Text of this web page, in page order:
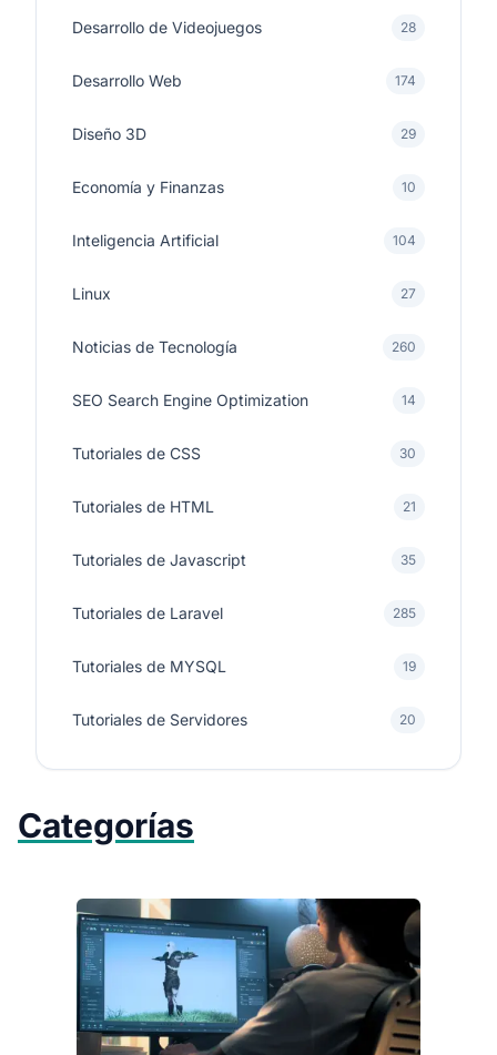
Desarrollo de Videojuegos 28
Desarrollo Web 174
Diseño 3D 29
Economía y Finanzas 10
Inteligencia Artificial 104
Linux 27
Noticias de Tecnología 260
SEO Search Engine Optimization 14
Tutoriales de CSS 30
Tutoriales de HTML 21
Tutoriales de Javascript 35
Tutoriales de Laravel 285
Tutoriales de MYSQL 19
Tutoriales de Servidores 20
Categorías